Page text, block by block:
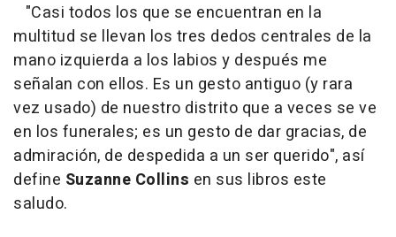
"Casi todos los que se encuentran en la
multitud se llevan los tres dedos centrales de la
mano izquierda a los labios y después me
señalan con ellos. Es un gesto antiguo (y rara
vez usado) de nuestro distrito que a veces se ve
en los funerales; es un gesto de dar gracias, de
admiración, de despedida a un ser querido", así
define Suzanne Collins en sus libros este
saludo.